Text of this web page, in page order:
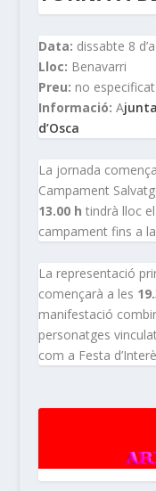
Data: dissabte 8
Lloc: Benavarri
Preu: no
Informació: A
d’Osca
La jornada
Campament
13.00 h tindrà lloc
campament fins a
La representació
començarà a les
manifestació
personatges
com a Festa